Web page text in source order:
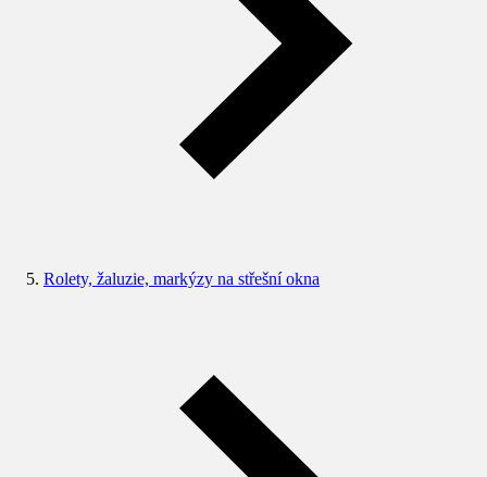
Rolety, žaluzie, markýzy na střešní okna